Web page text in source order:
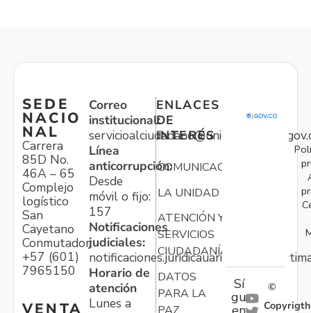
SEDE
NACIO
NAL
Carrera
85D No.
46A – 65
Complejo
logístico
San
Cayetano
Conmutador:
+57 (601)
7965150
Correo
institucional:
Línea
anticorrupción:
Desde
móvil o fijo:
157
Notificaciones
judiciales:
Horario de
atención
Lunes a
ENLACES
DE
INTERÉS
COMUNICACIONES
LA UNIDAD
ATENCIÓN Y
SERVICIOS
CIUDADANÍA
DATOS
PARA LA
Sí
gu
©
Copyrigth